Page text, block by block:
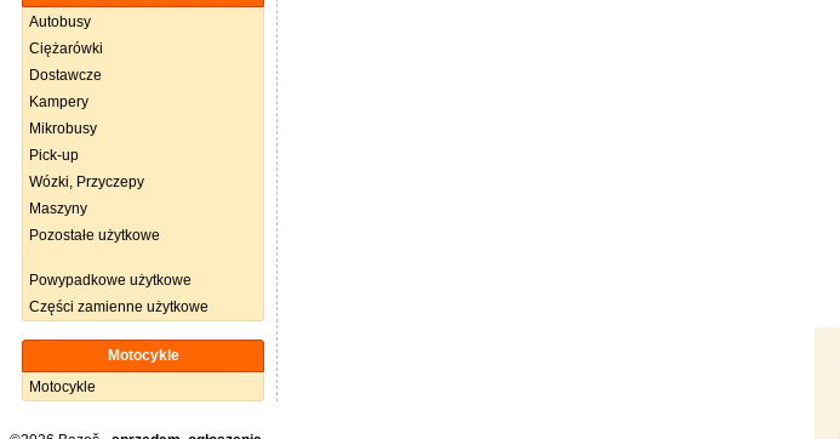
Autobusy
Ciężarówki
Dostawcze
Kampery
Mikrobusy
Pick-up
Wózki, Przyczepy
Maszyny
Pozostałe użytkowe
Powypadkowe użytkowe
Części zamienne użytkowe
Motocykle
Motocykle